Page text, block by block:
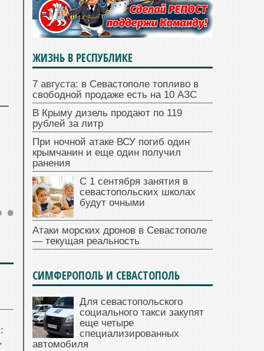
ЖИЗНЬ В РЕСПУБЛИКЕ
7 августа: в Севастополе топливо в
свободной продаже есть на 10 АЗС
В Крыму дизель продают по 119
рублей за литр
При ночной атаке ВСУ погиб один
крымчанин и еще один получил
ранения
С 1 сентября занятия в
севастопольских школах
будут очными
Атаки морских дронов в Севастополе
— текущая реальность
СИМФЕРОПОЛЬ И СЕВАСТОПОЛЬ
Для севастопольского
социального такси закупят
еще четыре
специализированных
автомобиля